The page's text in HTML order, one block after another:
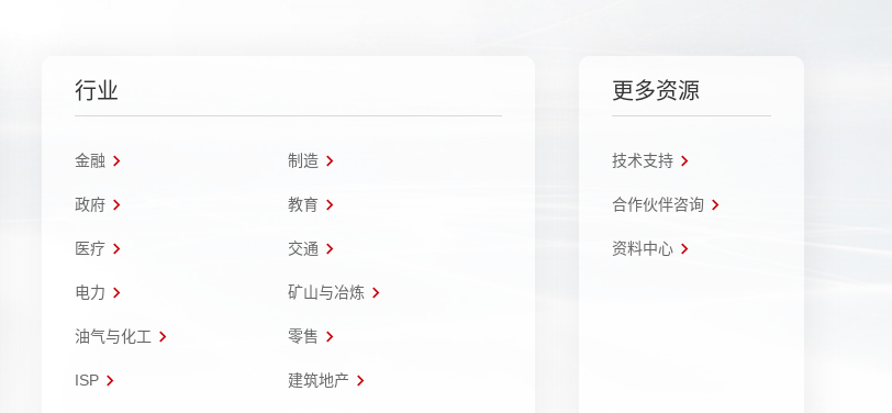
行业
金融 制造
政府 教育
医疗 交通
电力 矿山与冶炼
油气与化工 零售
ISP 建筑地产
更多资源
技术支持
合作伙伴咨询
资料中心